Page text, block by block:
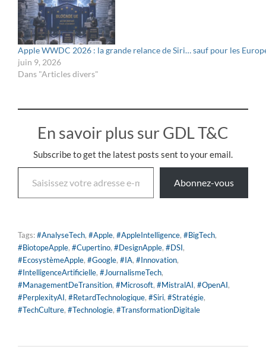
Apple WWDC 2026 : la grande relance de Siri… sauf pour les
juin 9, 2026
Dans "Articles divers"
En savoir plus sur GDL T&C
Subscribe to get the latest posts sent to your email.
Abonnez-vous
Tags:#AnalyseTech, #Apple, #AppleIntelligence, #BigTech,
#BiotopeApple, #Cupertino, #DesignApple, #DSI,
#EcosystèmeApple, #Google, #IA, #Innovation,
#IntelligenceArtificielle, #JournalismeTech,
#ManagementDeTransition, #Microsoft, #MistralAI, #OpenAI,
#PerplexityAI, #RetardTechnologique, #Siri, #Stratégie,
#TechCulture, #Technologie, #TransformationDigitale